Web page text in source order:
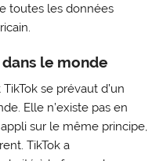
toutes les données
le monde
se prévaut d’un
Elle n’existe pas en
sur le même principe,
TikTok a